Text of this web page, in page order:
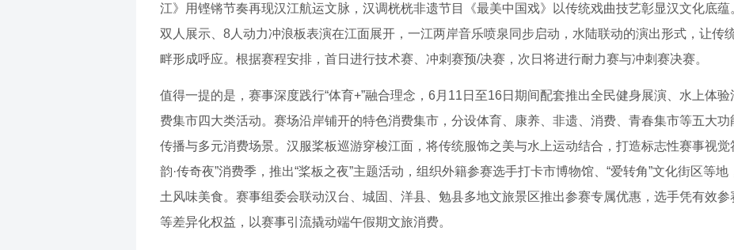
江》用铿锵节奏再现汉江航运文脉，汉调桄桄非遗节目《最美中国戏》以传统戏曲技艺彰显汉文化底蕴
双人展示、8人动力冲浪板表演在江面展开，一江两岸音乐喷泉同步启动，水陆联动的演出形式，让传
畔形成呼应。根据赛程安排，首日进行技术赛、冲刺赛预/决赛，次日将进行耐力赛与冲刺赛决赛。
值得一提的是，赛事深度践行“体育+”融合理念，6月11日至16日期间配套推出全民健身展演、水上体
费集市四大类活动。赛场沿岸铺开的特色消费集市，分设体育、康养、非遗、消费、青春集市等五大
传播与多元消费场景。汉服桨板巡游穿梭江面，将传统服饰之美与水上运动结合，打造标志性赛事视觉
韵·传奇夜”消费季，推出“桨板之夜”主题活动，组织外籍参赛选手打卡市博物馆、“爱转角”文化街区等
土风味美食。赛事组委会联动汉台、城固、洋县、勉县多地文旅景区推出参赛专属优惠，选手凭有效
等差异化权益，以赛事引流撬动端午假期文旅消费。